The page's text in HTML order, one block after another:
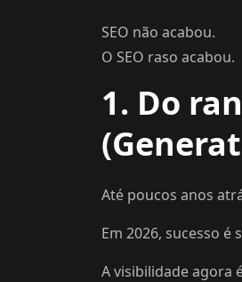
SEO não acabou.
O SEO raso acabou.
1. Do
Até poucos anos
Em 2026, sucesso é
A visibilidade agora